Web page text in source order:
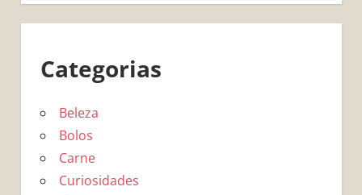
Categorias
Beleza
Bolos
Carne
Curiosidades